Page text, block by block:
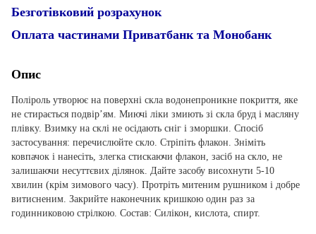
Безготівковий розрахунок
Оплата частинами Приватбанк та Монобанк
Опис
Поліроль утворює на поверхні скла водонепроникне покриття, яке
не стирається подвір’ям. Миючі ліки змиють зі скла бруд і масляну
плівку. Взимку на склі не осідають сніг і зморшки. Спосіб
застосування: перечислюйте скло. Стріпіть флакон. Зніміть
ковпачок і нанесіть, злегка стискаючи флакон, засіб на скло, не
залишаючи несуттєвих ділянок. Дайте засобу висохнути 5-10
хвилин (крім зимового часу). Протріть митеним рушником і добре
витисненим. Закрийте наконечник кришкою один раз за
годинниковою стрілкою. Состав: Силікон, кислота, спирт.